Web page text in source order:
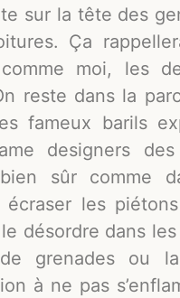
sur la tête des
Ça
moi, les
reste dans la
fameux barils
designers
sûr comme
écraser les piétons
désordre dans
grenades ou
à ne pas